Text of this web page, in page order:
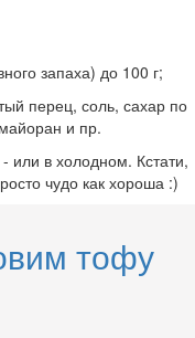
запаха) до 100 г;
перец, соль, сахар по
и пр.
или в холодном. Кстати,
чудо как хороша :)
тофу